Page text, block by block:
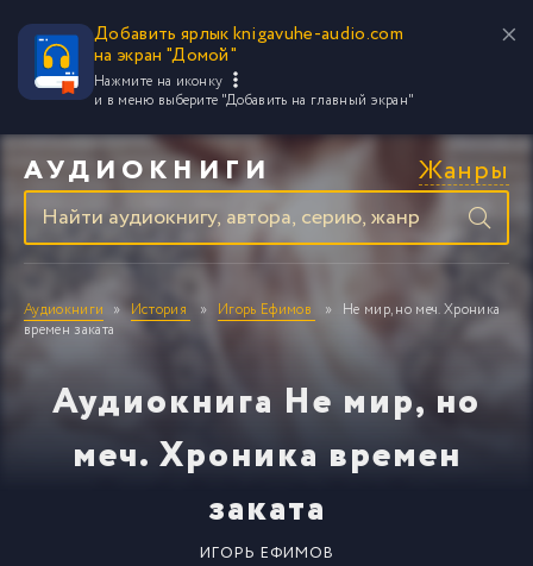
Добавить ярлык knigavuhe-audio.com
на экран "Домой"
Нажмите на иконку
и в меню выберите "Добавить на главный экран"
АУДИОКНИГИ Жанры
Аудиокниги История Игорь Ефимов
Не мир, но меч. Хроника
времен заката
Аудиокнига Не мир, но
меч. Хроника времен
заката
ИГОРЬ ЕФИМОВ